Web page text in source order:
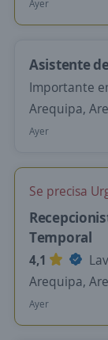
Ayer
Asistente
Importante
Arequipa,
Ayer
Se precisa
Temporal
4,1
Arequipa,
Ayer